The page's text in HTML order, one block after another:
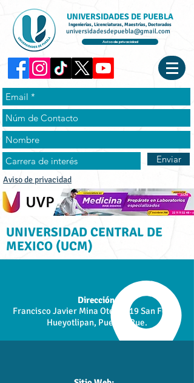
UNIVERSIDADES DE PUEBLA
Ingenierías, Licenciaturas, Maestrías, Doctorados
universidadesdepuebla@gmail.com
Aviso de privacidad
Enviar
Aviso de privacidad
UNIVERSIDAD CENTRAL DE
MEXICO (UCM)
Dirección:
Francisco Javier Mina Ote. #819 San Felipe
Hueyotlipan, Puebla, Pue.